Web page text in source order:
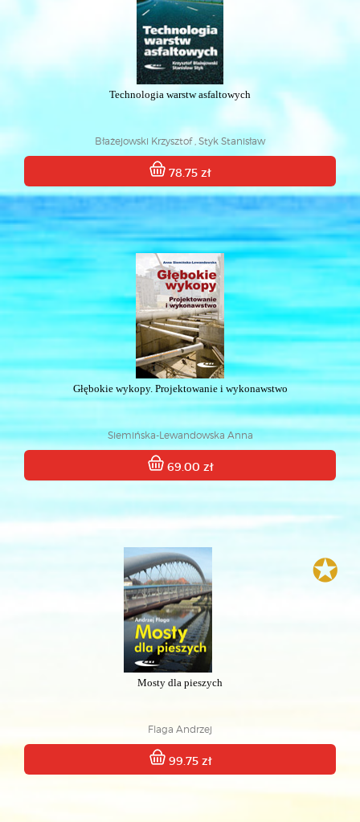
Technologia warstw asfaltowych
Błażejowski Krzysztof , Styk Stanisław
78.75 zł
Głębokie wykopy. Projektowanie i wykonawstwo
Siemińska-Lewandowska Anna
69.00 zł
✪
Mosty dla pieszych
Flaga Andrzej
99.75 zł